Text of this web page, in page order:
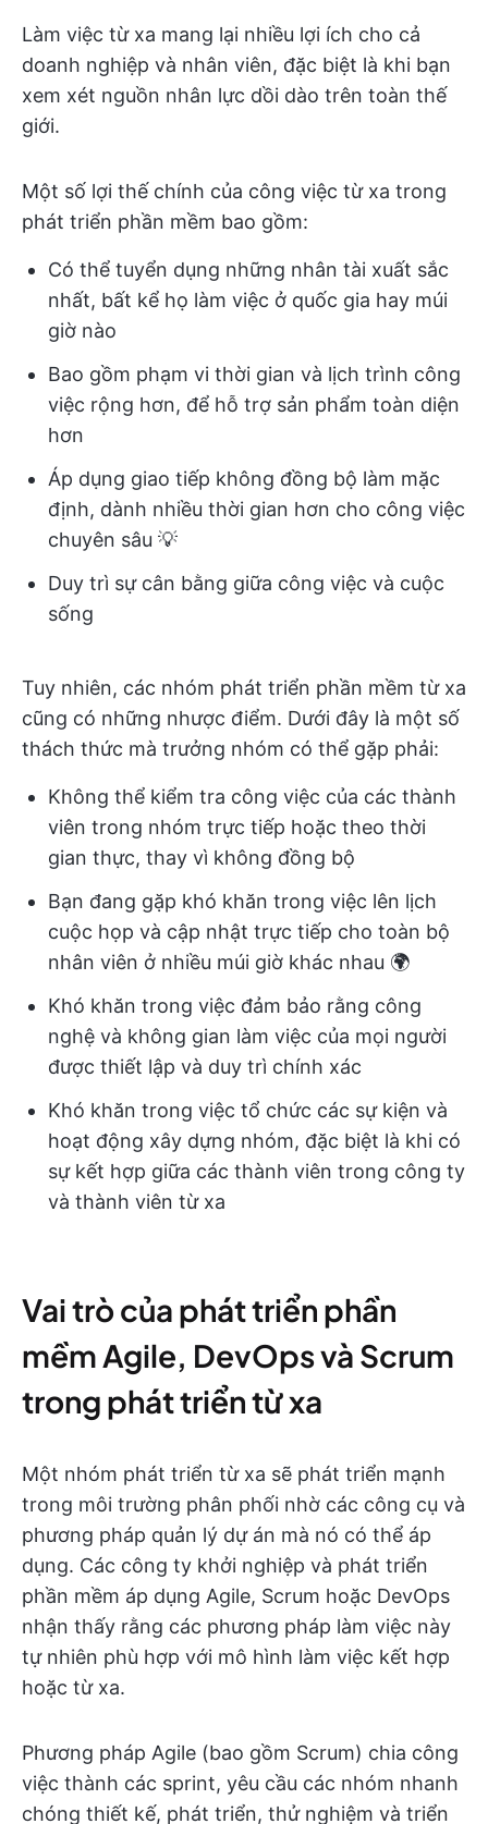
Làm việc từ xa mang lại nhiều lợi ích cho cả
doanh nghiệp và nhân viên, đặc biệt là khi bạn
xem xét nguồn nhân lực dồi dào trên toàn thế
giới.
Một số lợi thế chính của công việc từ xa trong
phát triển phần mềm bao gồm:
Có thể tuyển dụng những nhân tài xuất sắc
nhất, bất kể họ làm việc ở quốc gia hay múi
giờ nào
Bao gồm phạm vi thời gian và lịch trình công
việc rộng hơn, để hỗ trợ sản phẩm toàn diện
hơn
Áp dụng giao tiếp không đồng bộ làm mặc
định, dành nhiều thời gian hơn cho công việc
chuyên sâu 💡
Duy trì sự cân bằng giữa công việc và cuộc
sống
Tuy nhiên, các nhóm phát triển phần mềm từ xa
cũng có những nhược điểm. Dưới đây là một số
thách thức mà trưởng nhóm có thể gặp phải:
Không thể kiểm tra công việc của các thành
viên trong nhóm trực tiếp hoặc theo thời
gian thực, thay vì không đồng bộ
Bạn đang gặp khó khăn trong việc lên lịch
cuộc họp và cập nhật trực tiếp cho toàn bộ
nhân viên ở nhiều múi giờ khác nhau 🌍
Khó khăn trong việc đảm bảo rằng công
nghệ và không gian làm việc của mọi người
được thiết lập và duy trì chính xác
Khó khăn trong việc tổ chức các sự kiện và
hoạt động xây dựng nhóm, đặc biệt là khi có
sự kết hợp giữa các thành viên trong công ty
và thành viên từ xa
Vai trò của phát triển phần
mềm Agile, DevOps và Scrum
trong phát triển từ xa
Một nhóm phát triển từ xa sẽ phát triển mạnh
trong môi trường phân phối nhờ các công cụ và
phương pháp quản lý dự án mà nó có thể áp
dụng. Các công ty khởi nghiệp và phát triển
phần mềm áp dụng Agile, Scrum hoặc DevOps
nhận thấy rằng các phương pháp làm việc này
tự nhiên phù hợp với mô hình làm việc kết hợp
hoặc từ xa.
Phương pháp Agile (bao gồm Scrum) chia công
việc thành các sprint, yêu cầu các nhóm nhanh
chóng thiết kế, phát triển, thử nghiệm và triển